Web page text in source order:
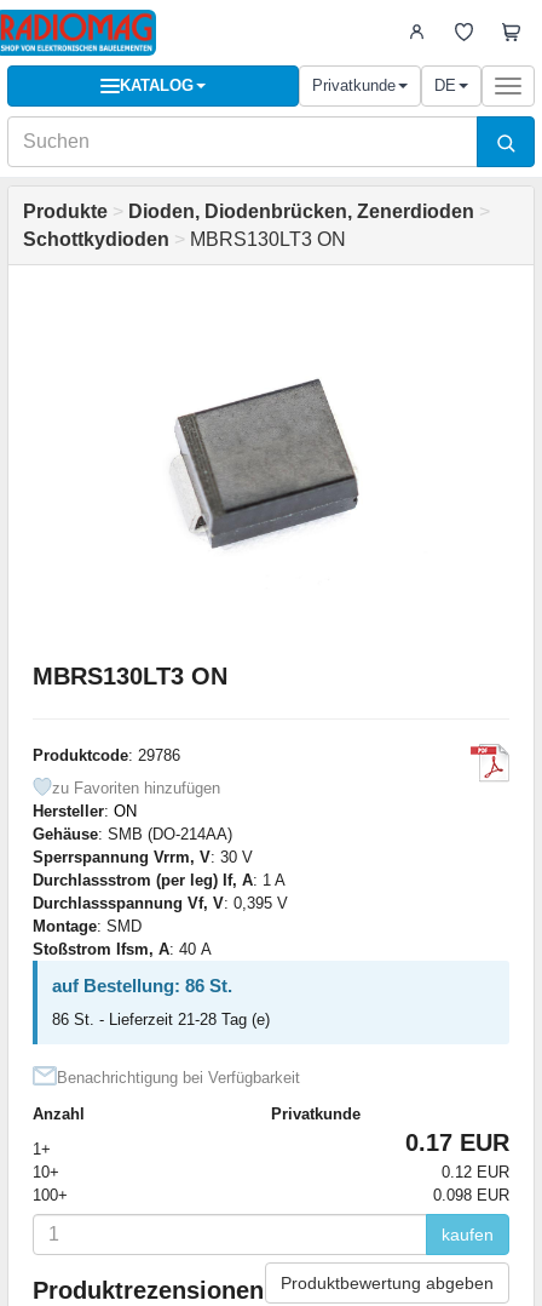
KATALOG Privatkunde DE
Produkte > Dioden, Diodenbrücken, Zenerdioden >
Schottkydioden > MBRS130LT3 ON
MBRS130LT3 ON
Produktcode: 29786
zu Favoriten hinzufügen
Hersteller: ON
Gehäuse: SMB (DO-214AA)
Sperrspannung Vrrm, V: 30 V
Durchlassstrom (per leg) If, A: 1 A
Durchlassspannung Vf, V: 0,395 V
Montage: SMD
Stoßstrom Ifsm, A: 40 А
auf Bestellung: 86 St.
86 St. - Lieferzeit 21-28 Tag (e)
Benachrichtigung bei Verfügbarkeit
Anzahl
Privatkunde
1+
0.17 EUR
10+
0.12 EUR
100+
0.098 EUR
kaufen
Produktrezensionen Produktbewertung abgeben